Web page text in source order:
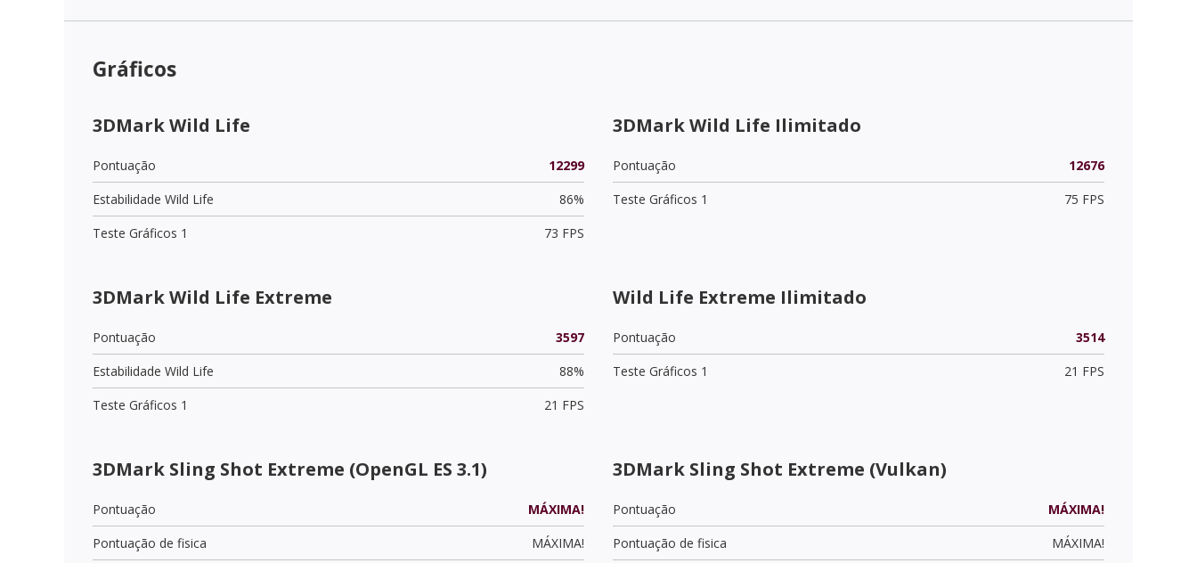
Gráficos
3DMark Wild Life
Pontuação
12299
Estabilidade Wild Life
86%
Teste Gráficos 1
73 FPS
3DMark Wild Life Ilimitado
Pontuação
12676
Teste Gráficos 1
75 FPS
3DMark Wild Life Extreme
Pontuação
3597
Estabilidade Wild Life
88%
Teste Gráficos 1
21 FPS
Wild Life Extreme Ilimitado
Pontuação
3514
Teste Gráficos 1
21 FPS
3DMark Sling Shot Extreme (OpenGL ES 3.1)
Pontuação
MÁXIMA!
Pontuação de fisica
MÁXIMA!
3DMark Sling Shot Extreme (Vulkan)
Pontuação
MÁXIMA!
Pontuação de fisica
MÁXIMA!